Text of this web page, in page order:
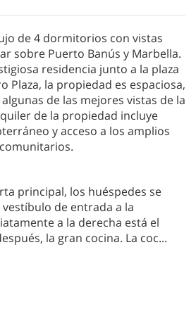
de 4 dormitorios con vistas
sobre Puerto Banús y Marbella.
residencia junto a la plaza
Plaza, la propiedad es espaciosa,
de las mejores vistas de la
de la propiedad incluye
y acceso a los amplios
principal, los huéspedes se
de entrada a la
a la derecha está el
la gran cocina. La coc...